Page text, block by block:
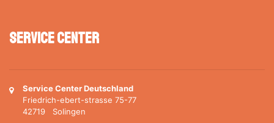
Service Center
Service Center Deutschland
Friedrich-ebert-strasse 75-77
42719 Solingen